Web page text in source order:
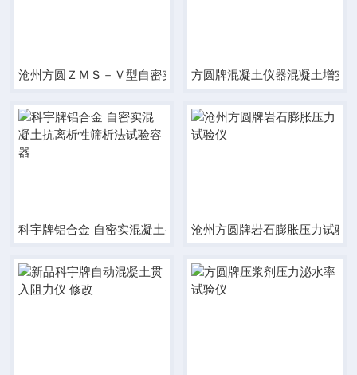
沧州方圆ＺＭＳ－Ｖ型自密实混凝土V型漏斗方圆牌混凝土仪器混凝土增实
科宇牌铝合金 自密实混凝土抗离析性筛析法试验容器
沧州方圆牌岩石膨胀压力试验